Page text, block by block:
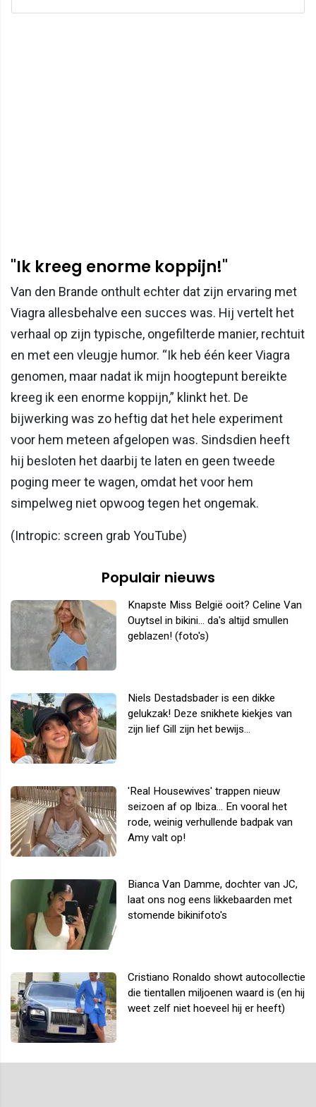
"Ik kreeg enorme koppijn!"
Van den Brande onthult echter dat zijn ervaring met
Viagra allesbehalve een succes was. Hij vertelt het
verhaal op zijn typische, ongefilterde manier, rechtuit
en met een vleugje humor. “Ik heb één keer Viagra
genomen, maar nadat ik mijn hoogtepunt bereikte
kreeg ik een enorme koppijn,” klinkt het. De
bijwerking was zo heftig dat het hele experiment
voor hem meteen afgelopen was. Sindsdien heeft
hij besloten het daarbij te laten en geen tweede
poging meer te wagen, omdat het voor hem
simpelweg niet opwoog tegen het ongemak.
(Intropic: screen grab YouTube)
Populair nieuws
Knapste Miss België ooit? Celine Van
Ouytsel in bikini... da's altijd smullen
geblazen! (foto's)
Niels Destadsbader is een dikke
gelukzak! Deze snikhete kiekjes van
zijn lief Gill zijn het bewijs...
'Real Housewives' trappen nieuw
seizoen af op Ibiza... En vooral het
rode, weinig verhullende badpak van
Amy valt op!
Bianca Van Damme, dochter van JC,
laat ons nog eens likkebaarden met
stomende bikinifoto's
Cristiano Ronaldo showt autocollectie
die tientallen miljoenen waard is (en hij
weet zelf niet hoeveel hij er heeft)